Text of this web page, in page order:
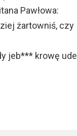
Pawłowa:
żartowniś, czy
jeb*** krowę